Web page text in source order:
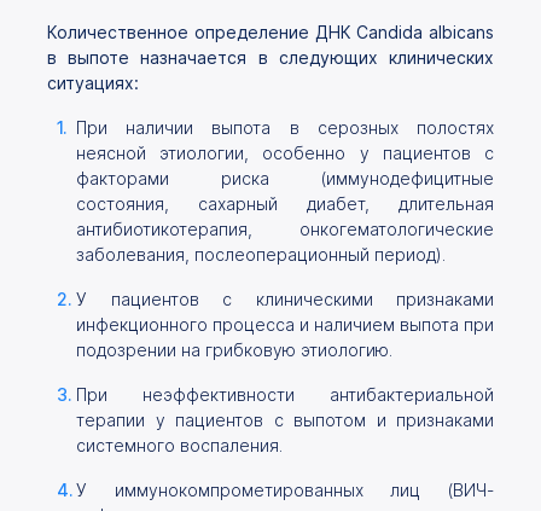
Количественное определение ДНК Candida albicans
в выпоте назначается в следующих клинических
ситуациях:
При наличии выпота в серозных полостях
неясной этиологии, особенно у пациентов с
факторами риска (иммунодефицитные
состояния, сахарный диабет, длительная
антибиотикотерапия, онкогематологические
заболевания, послеоперационный период).
У пациентов с клиническими признаками
инфекционного процесса и наличием выпота при
подозрении на грибковую этиологию.
При неэффективности антибактериальной
терапии у пациентов с выпотом и признаками
системного воспаления.
У иммунокомпрометированных лиц (ВИЧ-